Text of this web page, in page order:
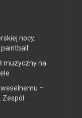
nocy.
muzyczny na
–
Zespół